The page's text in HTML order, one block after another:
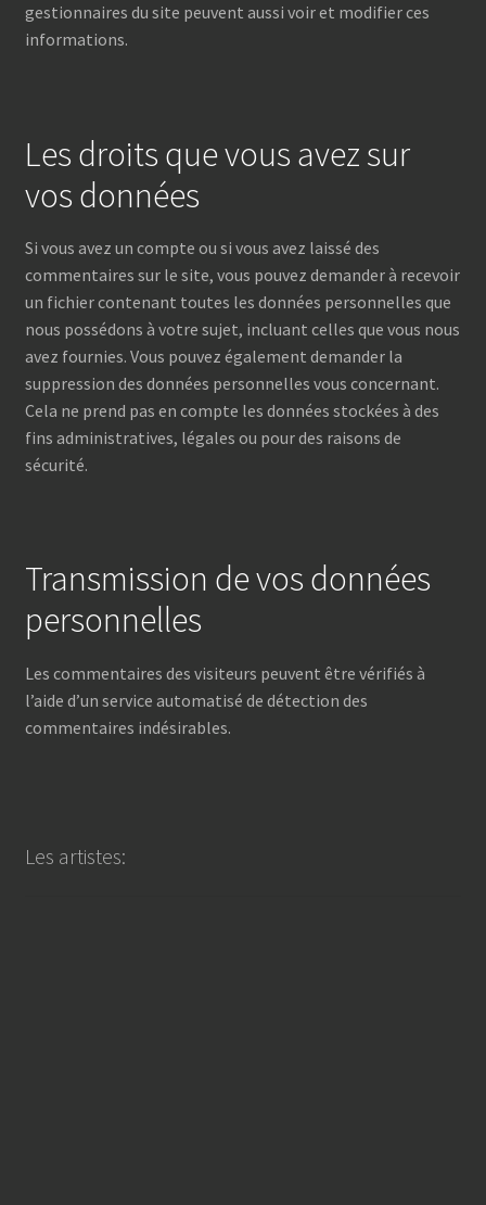
gestionnaires du site peuvent aussi voir et modifier ces
informations.
Les droits que vous avez sur
vos données
Si vous avez un compte ou si vous avez laissé des
commentaires sur le site, vous pouvez demander à recevoir
un fichier contenant toutes les données personnelles que
nous possédons à votre sujet, incluant celles que vous nous
avez fournies. Vous pouvez également demander la
suppression des données personnelles vous concernant.
Cela ne prend pas en compte les données stockées à des
fins administratives, légales ou pour des raisons de
sécurité.
Transmission de vos données
personnelles
Les commentaires des visiteurs peuvent être vérifiés à
l’aide d’un service automatisé de détection des
commentaires indésirables.
Les artistes: